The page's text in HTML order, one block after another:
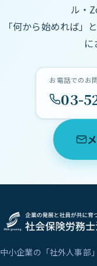
ル・
「何から始めれば」
に
お電話でのお
03-
中小企業の「社外人事部